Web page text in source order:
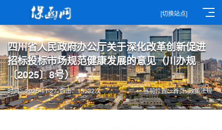
[切换站点]
四川省人民政府办公厅关于深化改革创新促进
招标投标市场规范健康发展的意见（川办规
〔2025〕8号）
当前位置：首页>政策法规
时间：2025-11-27 点击：15532次